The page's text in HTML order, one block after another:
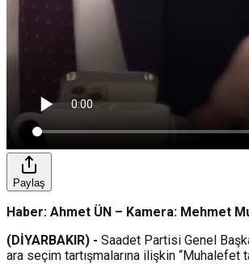
Paylaş
Haber: Ahmet ÜN – Kamera: Mehmet
(DİYARBAKIR) - Saadet Partisi Genel
ara seçim tartışmalarına ilişkin “Muhalefet